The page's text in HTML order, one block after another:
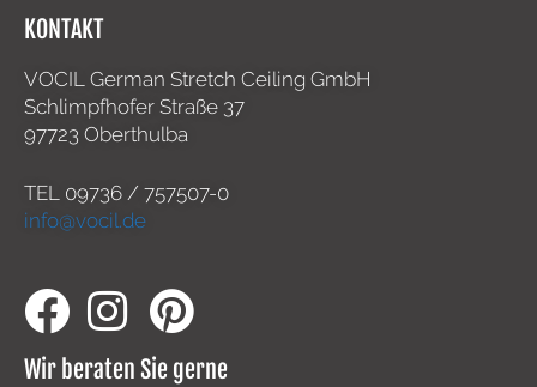
KONTAKT
VOCIL German Stretch Ceiling GmbH
Schlimpfhofer Straße 37
97723 Oberthulba
TEL 09736 / 757507-0
info@vocil.de
Wir beraten Sie gerne